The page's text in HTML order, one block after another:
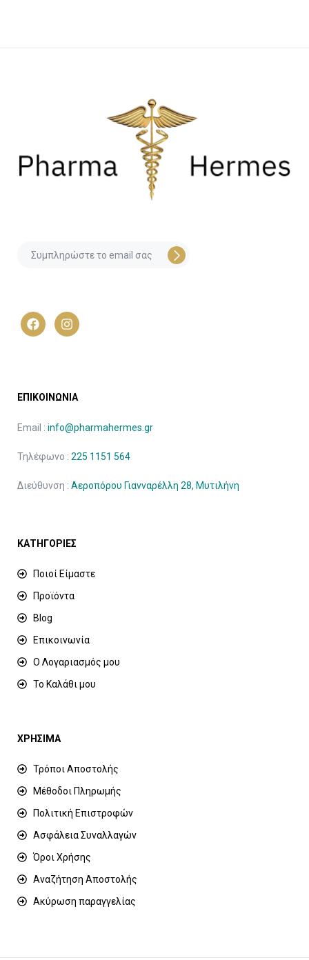
ΕΠΙΚΟΙΝΩΝΙΑ
Email : info@pharmahermes.gr
Τηλέφωνο : 225 1151 564
Διεύθυνση : Αεροπόρου Γιανναρέλλη 28, Μυτιλήνη
ΚΑΤΗΓΟΡΙΕΣ
Ποιοί Είμαστε
Προϊόντα
Blog
Επικοινωνία
Ο Λογαριασμός μου
Το Καλάθι μου
ΧΡΗΣΙΜΑ
Τρόποι Αποστολής
Μέθοδοι Πληρωμής
Πολιτική Επιστροφών
Ασφάλεια Συναλλαγών
Όροι Χρήσης
Αναζήτηση Αποστολής
Ακύρωση παραγγελίας